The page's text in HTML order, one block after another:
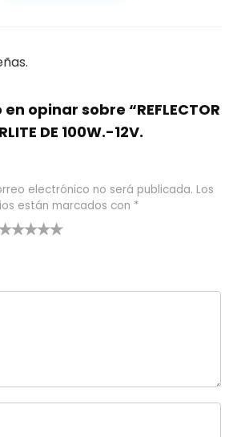
opinar sobre “REFLECTOR
DE 100W.-12V.
electrónico no será publicada. Los
están marcados con *